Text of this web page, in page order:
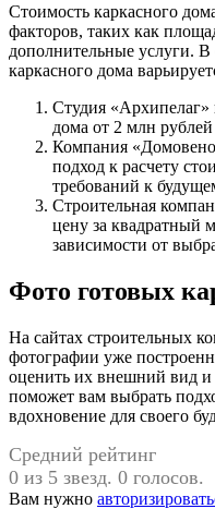
Стоимость каркасного
факторов, таких как
дополнительные услуги.
каркасного дома
Студия «Архипелаг»
дома от 2 млн
Компания
подход к расчету
требований к
Строительная
цену за квадратный
зависимости от
Фото готовых
На сайтах строительных
фотографии уже
оценить их внешний вид и
поможет вам выбрать
вдохновение для своего
Средний рейтинг
0 из 5 звезд. 0 голосов.
Вам нужно